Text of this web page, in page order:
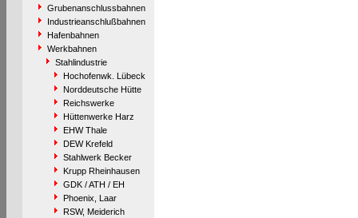
Grubenanschlussbahnen
Industrieanschlußbahnen
Hafenbahnen
Werkbahnen
Stahlindustrie
Hochofenwk. Lübeck
Norddeutsche Hütte
Reichswerke
Hüttenwerke Harz
EHW Thale
DEW Krefeld
Stahlwerk Becker
Krupp Rheinhausen
GDK / ATH / EH
Phoenix, Laar
RSW, Meiderich